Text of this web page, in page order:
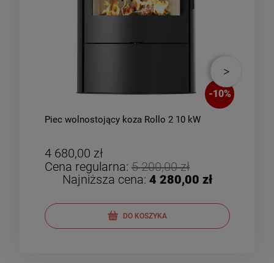
-10%
Piec wolnostojący koza Rollo 2 10 kW
4 680,00 zł
Cena regularna: 5 200,00 zł
Najniższa cena: 4 280,00 zł
DO KOSZYKA